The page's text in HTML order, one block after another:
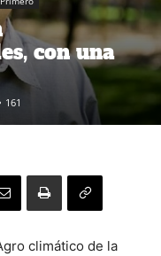
con una
161
climático de la